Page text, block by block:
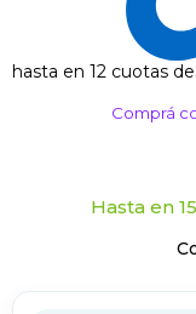
hasta en 12 cuotas de
Comprá
Hasta en